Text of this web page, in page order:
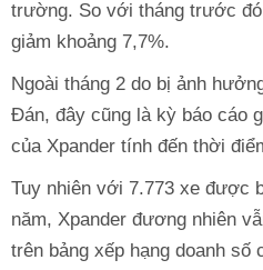
trường. So với tháng trước
giảm khoảng 7,7%.
Ngoài tháng 2 do bị ảnh
Đán, đây cũng là kỳ báo cáo
của Xpander tính đến thời
Tuy nhiên với 7.773 xe được
năm, Xpander đương nhiên
trên bảng xếp hạng doanh số